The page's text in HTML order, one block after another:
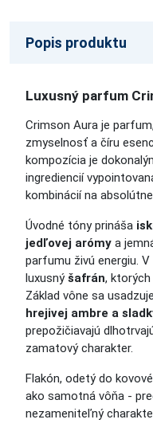
Popis produktu
Luxusný parfum
Crimson Aura je
zmyselnosť a číru
kompozícia je
ingrediencií
kombinácií na
Úvodné tóny prináša
jedľovej arómy a
parfumu živú energiu.
luxusnýšafrán, ktorých
Základ vône sa
hrejivej ambre a
prepožičiavajú
zamatový charakter.
Flakón, odetý do
ako samotná vôňa -
nezameniteľný